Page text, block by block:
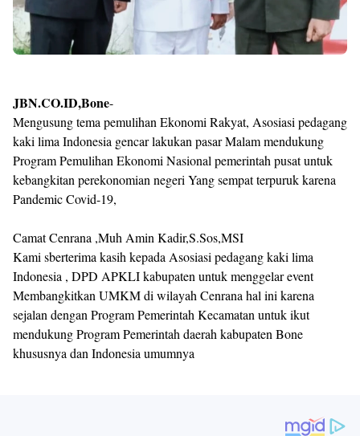
JBN.CO.ID,Bone-
Mengusung tema pemulihan Ekonomi Rakyat, Asosiasi pedagang
kaki lima Indonesia gencar lakukan pasar Malam mendukung
Program Pemulihan Ekonomi Nasional pemerintah pusat untuk
kebangkitan perekonomian negeri Yang sempat terpuruk karena
Pandemic Covid-19,
Camat Cenrana ,Muh Amin Kadir,S.Sos,MSI
Kami sberterima kasih kepada Asosiasi pedagang kaki lima
Indonesia , DPD APKLI kabupaten untuk menggelar event
Membangkitkan UMKM di wilayah Cenrana hal ini karena
sejalan dengan Program Pemerintah Kecamatan untuk ikut
mendukung Program Pemerintah daerah kabupaten Bone
khususnya dan Indonesia umumnya